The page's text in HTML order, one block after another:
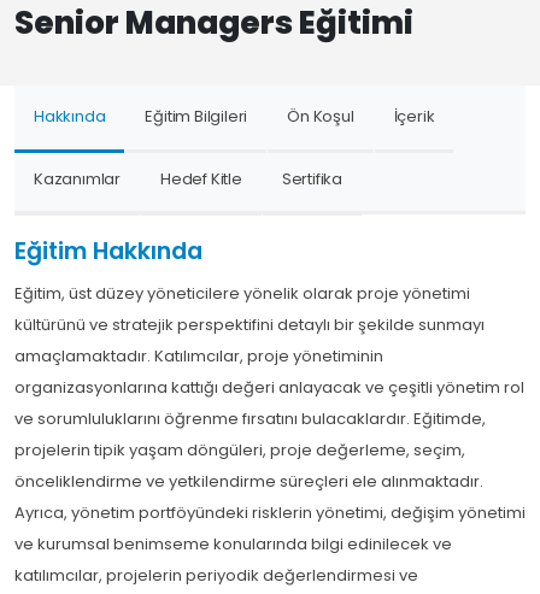
Senior Managers Eğitimi
Hakkında Eğitim Bilgileri Ön Koşul İçerik
Kazanımlar Hedef Kitle Sertifika
Eğitim Hakkında
Eğitim, üst düzey yöneticilere yönelik olarak proje yönetimi
kültürünü ve stratejik perspektifini detaylı bir şekilde sunmayı
amaçlamaktadır. Katılımcılar, proje yönetiminin
organizasyonlarına kattığı değeri anlayacak ve çeşitli yönetim rol
ve sorumluluklarını öğrenme fırsatını bulacaklardır. Eğitimde,
projelerin tipik yaşam döngüleri, proje değerleme, seçim,
önceliklendirme ve yetkilendirme süreçleri ele alınmaktadır.
Ayrıca, yönetim portföyündeki risklerin yönetimi, değişim yönetimi
ve kurumsal benimseme konularında bilgi edinilecek ve
katılımcılar, projelerin periyodik değerlendirmesi ve